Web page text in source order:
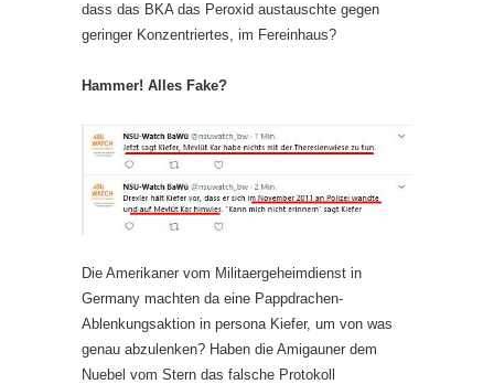
dass das BKA das Peroxid austauschte gegen
geringer Konzentriertes, im Fereinhaus?
Hammer! Alles Fake?
Die Amerikaner vom Militaergeheimdienst in
Germany machten da eine Pappdrachen-
Ablenkungsaktion in persona Kiefer, um von was
genau abzulenken? Haben die Amigauner dem
Nuebel vom Stern das falsche Protokoll